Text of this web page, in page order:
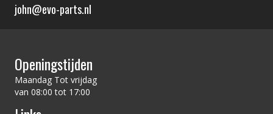
john@evo-parts.nl
Openingstijden
Maandag Tot vrijdag
van 08:00 tot 17:00